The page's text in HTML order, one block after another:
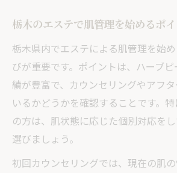
栃木のエステで肌管理を始めるポイ
栃木県内でエステによる肌管理を始
びが重要です。ポイントは、ハーブ
績が豊富で、カウンセリングやアフ
いるかどうかを確認することです。
の方は、肌状態に応じた個別対応を
選びましょう。
初回カウンセリングでは、現在の肌